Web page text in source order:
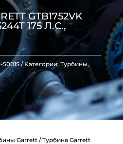
GTB1752VK
175 Л.С.,
Категории: Турбины,
Garrett/ Турбина Garrett